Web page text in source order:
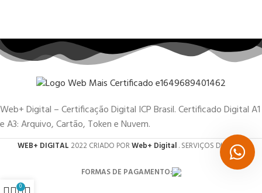
Web+ Digital – Certificação Digital ICP Brasil. Certificado Digital A1
e A3: Arquivo, Cartão, Token e Nuvem.
WEB+ DIGITAL 2022 CRIADO PORWeb+ Digital. SERVIÇOS DIGITAIS.
FORMAS DE PAGAMENTO:
0